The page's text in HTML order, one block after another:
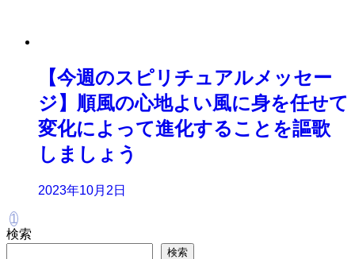
【今週のスピリチュアルメッセー
ジ】順風の心地よい風に身を任せて
変化によって進化することを謳歌
しましょう
2023年10月2日
1
検索
検索